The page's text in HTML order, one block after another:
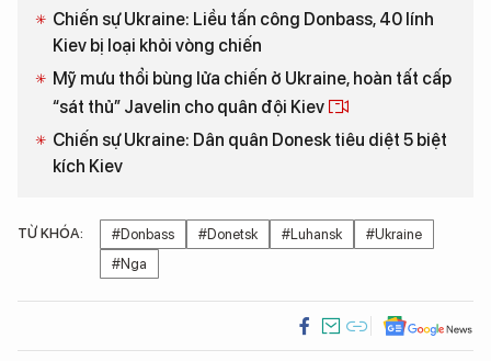
Chiến sự Ukraine: Liều tấn công Donbass, 40 lính
Kiev bị loại khỏi vòng chiến
Mỹ mưu thổi bùng lửa chiến ở Ukraine, hoàn tất cấp
“sát thủ” Javelin cho quân đội Kiev
Chiến sự Ukraine: Dân quân Donesk tiêu diệt 5 biệt
kích Kiev
TỪ KHÓA: #Donbass #Donetsk #Luhansk
#Ukraine
#Nga